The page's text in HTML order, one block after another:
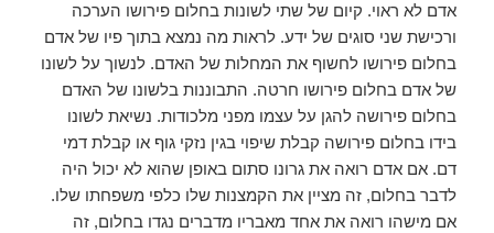
אדם לא ראוי. קיום של שתי לשונות בחלום פירושו הערכה
ורכישת שני סוגים של ידע. לראות מה נמצא בתוך פיו של אדם
בחלום פירושו לחשוף את המחלות של האדם. לנשוך על לשונו
של אדם בחלום פירושו חרטה. התבוננות בלשונו של האדם
בחלום פירושה להגן על עצמו מפני מלכודות. נשיאת לשונו
בידו בחלום פירושה קבלת שיפוי בגין נזקי גוף או קבלת דמי
דם. אם אדם רואה את גרונו סתום באופן שהוא לא יכול היה
לדבר בחלום, זה מציין את הקמצנות שלו כלפי משפחתו שלו.
אם מישהו רואה את אחד מאבריו מדברים נגדו בחלום, זה